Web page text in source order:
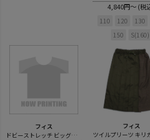
4,840円～ (税
110 120 130
150
S(160)
フィス
ドビーストレッチ ビッグポケットLPN
フィス